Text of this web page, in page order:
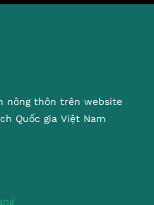
nông thôn trên website
Quốc gia Việt Nam